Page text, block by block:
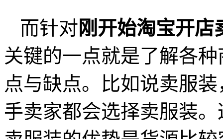
而针对刚开始淘宝开店
关键的一点就是了解各
点与缺点。比如说卖服
手卖家都会选择卖服装